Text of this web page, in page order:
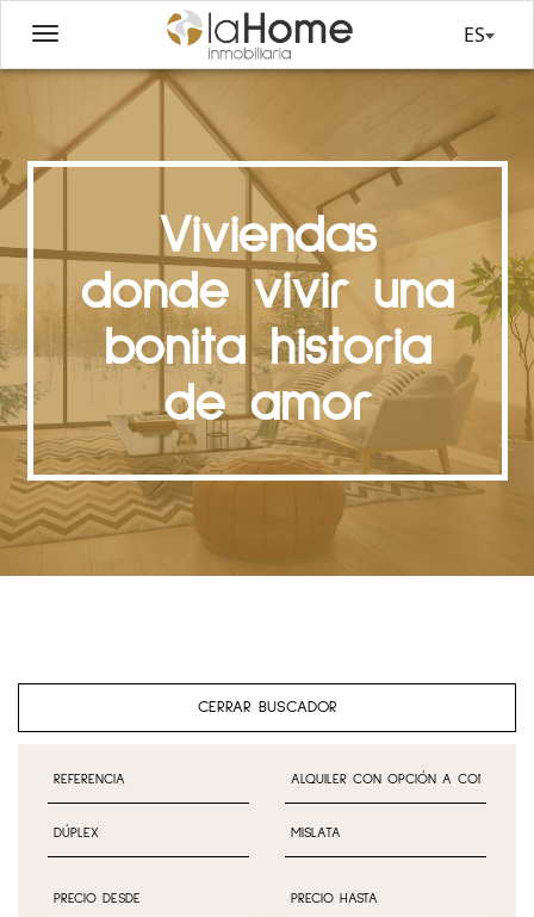
ES
Viviendas
donde vivir una
bonita historia
de amor
CERRAR BUSCADOR